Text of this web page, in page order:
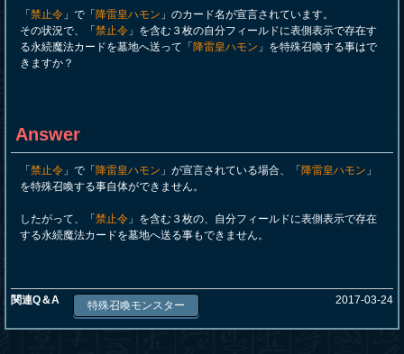
「 禁止令 」で「 降雷皇ハモン 」のカード名が宣言されています。
その状況で、「 禁止令 」を含む３枚の自分フィールドに表側表示で存在す
る永続魔法カードを墓地へ送って「 降雷皇ハモン 」を特殊召喚する事はで
きますか？
Answer
「 禁止令 」で「 降雷皇ハモン 」が宣言されている場合、「 降雷皇ハモン 」
を特殊召喚する事自体ができません。
したがって、「 禁止令 」を含む３枚の、自分フィールドに表側表示で存在
する永続魔法カードを墓地へ送る事もできません。
関連Q＆A 特殊召喚モンスター 2017-03-24